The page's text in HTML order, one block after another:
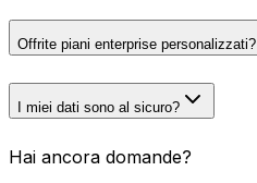
Offrite piani enterprise personalizzati?
I miei dati sono al sicuro?
Hai ancora domande?